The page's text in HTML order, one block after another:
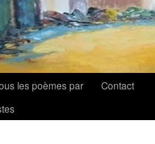
les poèmes par
Contact